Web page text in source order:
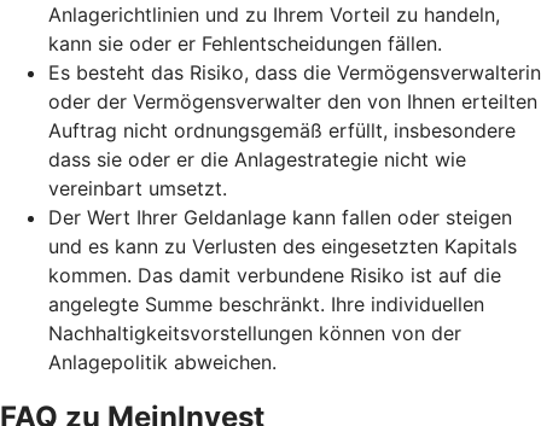
Anlagerichtlinien und zu Ihrem Vorteil zu handeln,
kann sie oder er Fehlentscheidungen fällen.
Es besteht das Risiko, dass die Vermögensverwalterin
oder der Vermögensverwalter den von Ihnen erteilten
Auftrag nicht ordnungsgemäß erfüllt, insbesondere
dass sie oder er die Anlagestrategie nicht wie
vereinbart umsetzt.
Der Wert Ihrer Geldanlage kann fallen oder steigen
und es kann zu Verlusten des eingesetzten Kapitals
kommen. Das damit verbundene Risiko ist auf die
angelegte Summe beschränkt. Ihre individuellen
Nachhaltigkeitsvorstellungen können von der
Anlagepolitik abweichen.
FAQ zu MeinInvest